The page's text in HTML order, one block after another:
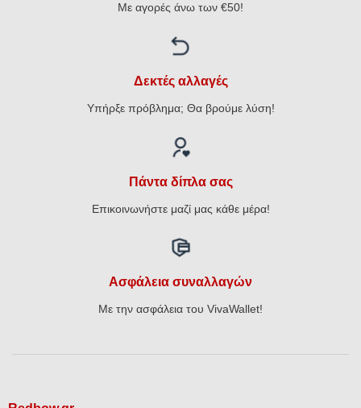
Με αγορές άνω των €50!
Δεκτές αλλαγές
Υπήρξε πρόβλημα; Θα βρούμε λύση!
Πάντα δίπλα σας
Επικοινωνήστε μαζί μας κάθε μέρα!
Ασφάλεια συναλλαγών
Με την ασφάλεια του VivaWallet!